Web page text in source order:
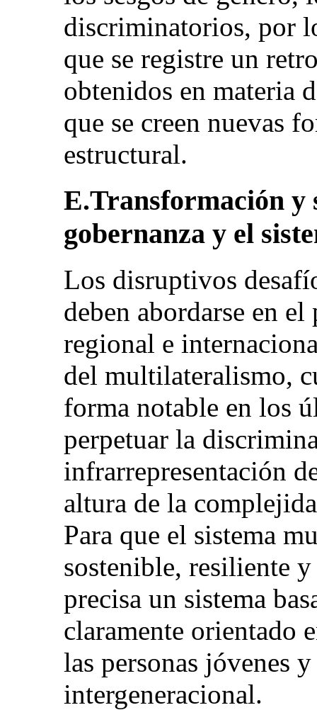
discriminatorios, por
que se registre un
obtenidos en materia
que se creen nuevas
estructural.
E.Transformación y
gobernanza y el
Los disruptivos
deben abordarse en
regional e
del multilateralismo,
forma notable en los
perpetuar la
infrarrepresentación
altura de la
Para que el sistema
sostenible, resiliente
precisa un sistema
claramente orientado
las personas jóvenes
intergeneracional.